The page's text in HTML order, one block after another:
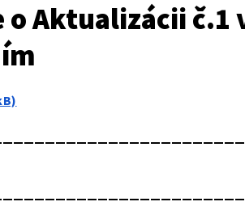
o Aktualizácii č.1